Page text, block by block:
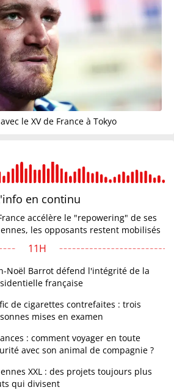
le XV de France à Tokyo
en continu
accélère le "repowering" de ses
les opposants restent mobilisés
11H
Noël Barrot défend l'intégrité de la
française
de cigarettes contrefaites : trois
mises en examen
: comment voyager en toute
avec son animal de compagnie ?
XXL : des projets toujours plus
qui divisent